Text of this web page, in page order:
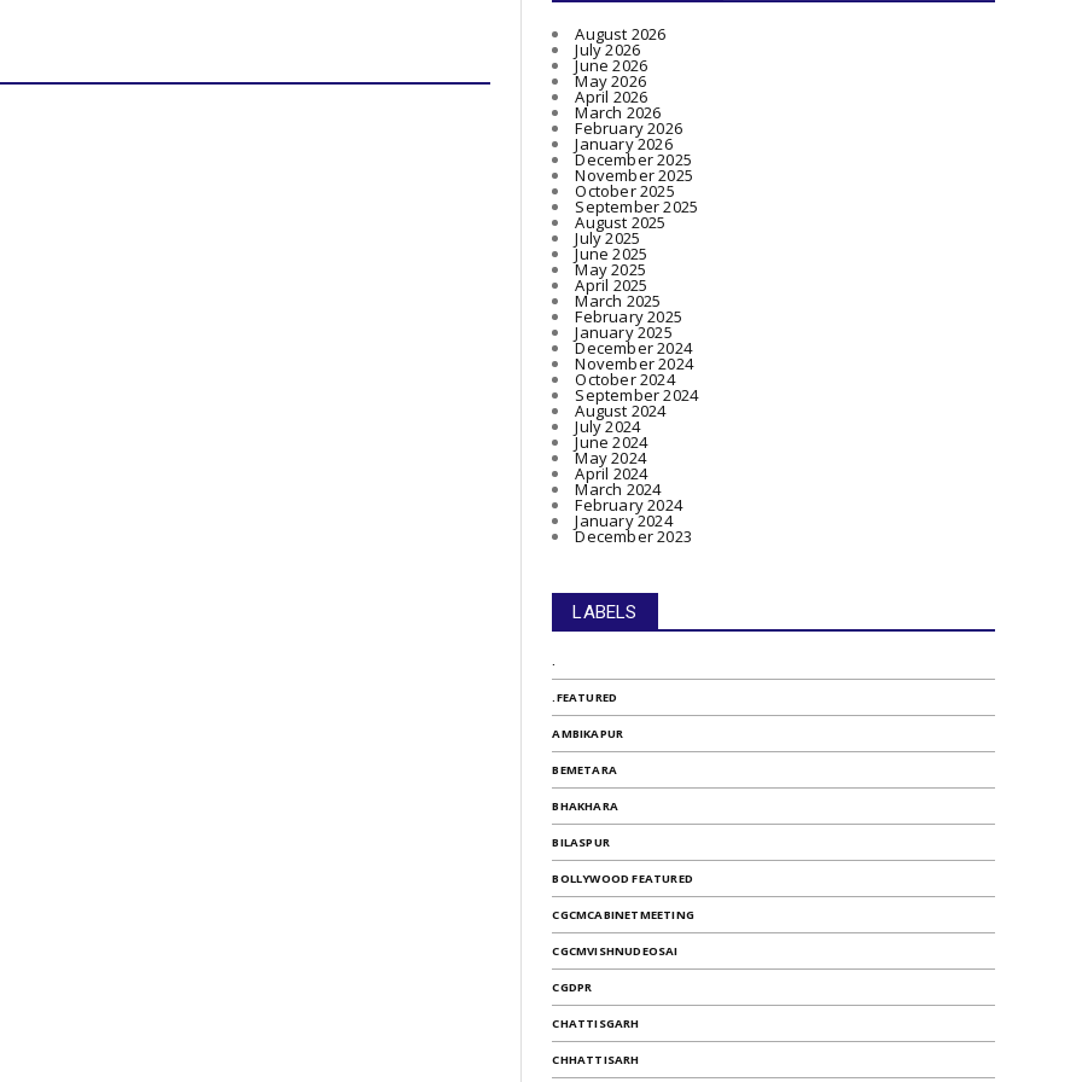
August 2026
July 2026
June 2026
May 2026
April 2026
March 2026
February 2026
January 2026
December 2025
November 2025
October 2025
September 2025
August 2025
July 2025
June 2025
May 2025
April 2025
March 2025
February 2025
January 2025
December 2024
November 2024
October 2024
September 2024
August 2024
July 2024
June 2024
May 2024
April 2024
March 2024
February 2024
January 2024
December 2023
LABELS
.
.FEATURED
AMBIKAPUR
BEMETARA
BHAKHARA
BILASPUR
BOLLYWOOD FEATURED
CGCMCABINETMEETING
CGCMVISHNUDEOSAI
CGDPR
CHATTISGARH
CHHATTISARH